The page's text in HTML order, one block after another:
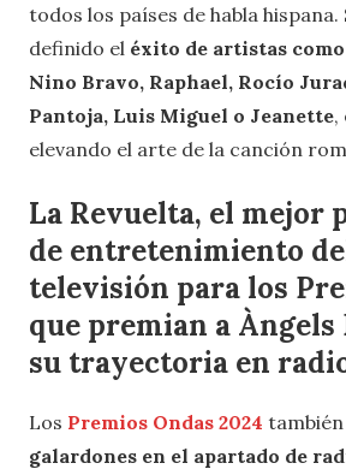
todos los países de habla hispana.
definido el éxito de artistas
Nino Bravo, Raphael, Rocío
Pantoja, Luis Miguel o Jeanette,
elevando el arte de la canción
La Revuelta, el mejor
de entretenimiento
televisión para los
que premian a
su trayectoria en
Los Premios Ondas 2024
galardones en el apartado de